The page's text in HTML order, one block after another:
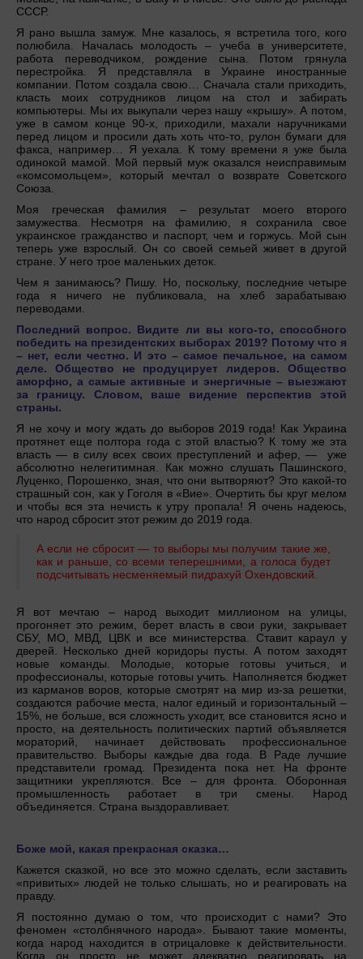
СССР.
Я рано вышла замуж. Мне казалось, я встретила того, кого
полюбила. Началась молодость – учеба в университете,
работа переводчиком, рождение сына. Потом грянула
перестройка. Я представляла в Украине иностранные
компании. Потом создала свою… Сначала стали приходить,
класть моих сотрудников лицом на стол и забирать
компьютеры. Мы их выкупали через нашу «крышу». А потом,
уже в самом конце 90-х, приходили, махали наручниками
перед лицом и просили дать хоть что-то, рулон бумаги для
факса, например… Я уехала. К тому времени я уже была
одинокой мамой. Мой первый муж оказался неисправимым
«комсомольцем», который мечтал о возврате Советского
Союза.
Моя греческая фамилия – результат моего второго
замужества. Несмотря на фамилию, я сохранила свое
украинское гражданство и паспорт, чем и горжусь. Мой сын
теперь уже взрослый. Он со своей семьей живет в другой
стране. У него трое маленьких деток.
Чем я занимаюсь? Пишу. Но, поскольку, последние четыре
года я ничего не публиковала, на хлеб зарабатываю
переводами.
Последний вопрос. Видите ли вы кого-то, способного
победить на президентских выборах 2019? Потому что я
– нет, если честно. И это – самое печальное, на самом
деле. Общество не продуцирует лидеров. Общество
аморфно, а самые активные и энергичные – выезжают
за границу. Словом, ваше видение перспектив этой
страны.
Я не хочу и могу ждать до выборов 2019 года! Как Украина
протянет еще полтора года с этой властью? К тому же эта
власть — в силу всех своих преступлений и афер, — уже
абсолютно нелегитимная. Как можно слушать Пашинского,
Луценко, Порошенко, зная, что они вытворяют? Это какой-то
страшный сон, как у Гоголя в «Вие». Очертить бы круг мелом
и чтобы вся эта нечисть к утру пропала! Я очень надеюсь,
что народ сбросит этот режим до 2019 года.
А если не сбросит — то выборы мы получим такие же,
как и раньше, со всеми теперешними, а голоса будет
подсчитывать несменяемый пидрахуй Охендовский.
Я вот мечтаю – народ выходит миллионом на улицы,
прогоняет это режим, берет власть в свои руки, закрывает
СБУ, МО, МВД, ЦВК и все министерства. Ставит караул у
дверей. Несколько дней коридоры пусты. А потом заходят
новые команды. Молодые, которые готовы учиться, и
профессионалы, которые готовы учить. Наполняется бюджет
из карманов воров, которые смотрят на мир из-за решетки,
создаются рабочие места, налог единый и горизонтальный –
15%, не больше, вся сложность уходит, все становится ясно и
просто, на деятельность политических партий объявляется
мораторий, начинает действовать профессиональное
правительство. Выборы каждые два года. В Раде лучшие
представители громад. Президента пока нет. На фронте
защитники укрепляются. Все – для фронта. Оборонная
промышленность работает в три смены. Народ
объединяется. Страна выздоравливает.
Боже мой, какая прекрасная сказка…
Кажется сказкой, но все это можно сделать, если заставить
«привитых» людей не только слышать, но и реагировать на
правду.
Я постоянно думаю о том, что происходит с нами? Это
феномен «столбнячного народа». Бывают такие моменты,
когда народ находится в отрицаловке к действительности.
Когда он просто не может адекватно реагировать на